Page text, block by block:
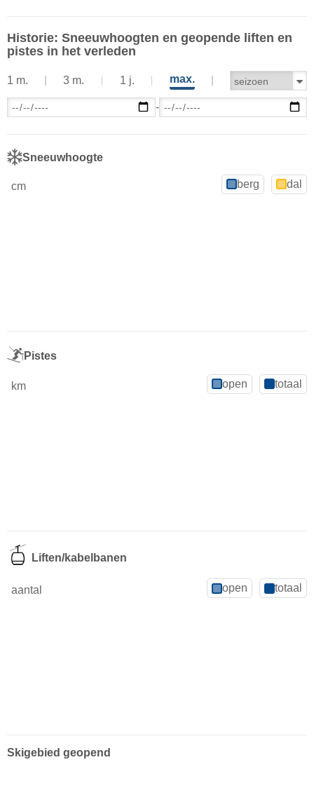
Historie: Sneeuwhoogten en geopende liften en
pistes in het verleden
1 m. 3 m. 1 j. max.
-
Sneeuwhoogte
cm berg dal
Pistes
km open totaal
Liften/kabelbanen
aantal open totaal
Skigebied geopend